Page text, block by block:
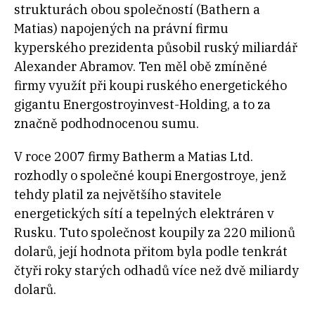
strukturách obou společností (Bathern a
Matias) napojených na právní firmu
kyperského prezidenta působil ruský miliardář
Alexander Abramov. Ten měl obě zmíněné
firmy využít při koupi ruského energetického
gigantu Energostroyinvest-Holding, a to za
značně podhodnocenou sumu.
V roce 2007 firmy Batherm a Matias Ltd.
rozhodly o společné koupi Energostroye, jenž
tehdy platil za největšího stavitele
energetických sítí a tepelných elektráren v
Rusku. Tuto společnost koupily za 220 milionů
dolarů, její hodnota přitom byla podle tenkrát
čtyři roky starých odhadů více než dvě miliardy
dolarů.